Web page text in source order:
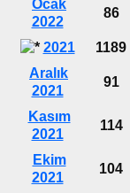
Ocak
2022
86
2021 1189
Aralık
2021
91
Kasım
2021
114
Ekim
2021
104